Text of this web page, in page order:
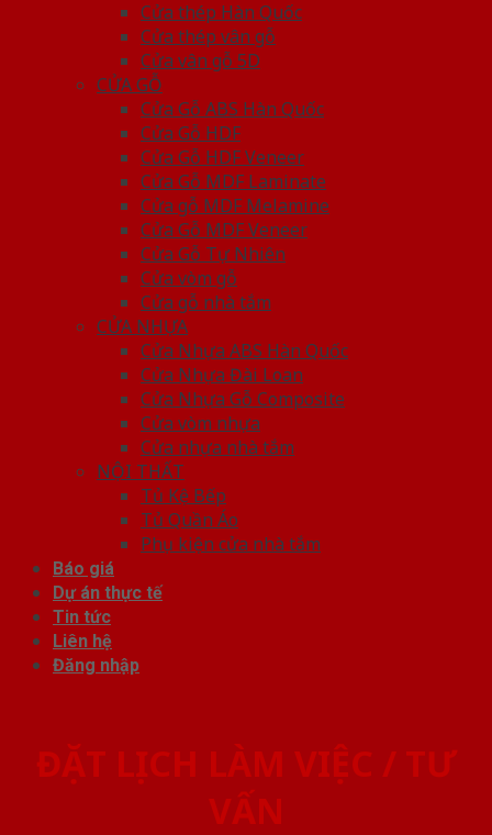
Cửa thép Hàn Quốc
Cửa thép vân gỗ
Cửa vân gỗ 5D
CỬA GỖ
Cửa Gỗ ABS Hàn Quốc
Cửa Gỗ HDF
Cửa Gỗ HDF Veneer
Cửa Gỗ MDF Laminate
Cửa gỗ MDF Melamine
Cửa Gỗ MDF Veneer
Cửa Gỗ Tự Nhiên
Cửa vòm gỗ
Cửa gỗ nhà tắm
CỬA NHỰA
Cửa Nhựa ABS Hàn Quốc
Cửa Nhựa Đài Loan
Cửa Nhựa Gỗ Composite
Cửa vòm nhựa
Cửa nhựa nhà tắm
NỘI THẤT
Tủ Kệ Bếp
Tủ Quần Áo
Phụ kiện cửa nhà tắm
Báo giá
Dự án thực tế
Tin tức
Liên hệ
Đăng nhập
ĐẶT LỊCH LÀM VIỆC / TƯ
VẤN